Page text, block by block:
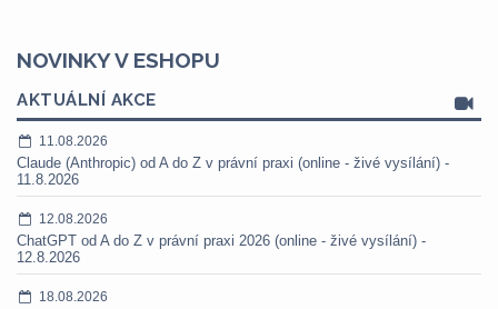
NOVINKY V ESHOPU
AKTUÁLNÍ AKCE
11.08.2026
Claude (Anthropic) od A do Z v právní praxi (online - živé vysílání) -
11.8.2026
12.08.2026
ChatGPT od A do Z v právní praxi 2026 (online - živé vysílání) -
12.8.2026
18.08.2026